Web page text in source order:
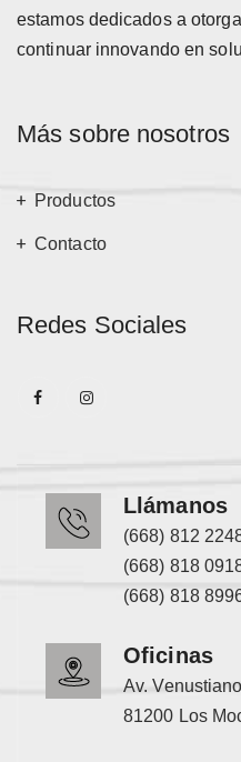
estamos dedicados a
continuar innovando en
Más sobre nosotros
Productos
Contacto
Redes Sociales
Llámanos
(668) 812
(668) 818
(668) 818
Oficinas
Av.
81200 Los